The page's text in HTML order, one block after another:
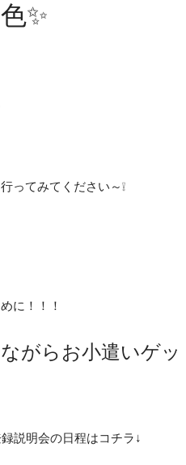
✨
ってみてください～❕
に！！！
がらお小遣いゲッ
説明会の日程はコチラ↓